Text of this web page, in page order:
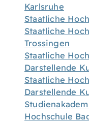
Karlsruhe
Staatliche
Staatliche
Trossingen
Staatliche
Darstellende
Staatliche
Darstellende
Hochschule